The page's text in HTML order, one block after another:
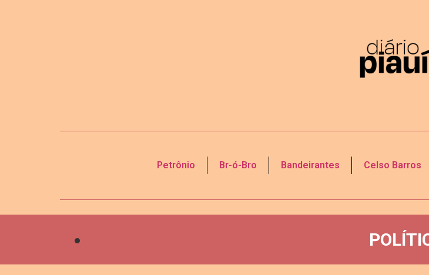
Petrônio Br-ó-Bro Bandeirantes Celso Barros